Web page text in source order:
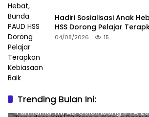
Hadiri Sosialisasi Anak
HSS Dorong Pelajar
Baik
04/08/2026 15
Trending Bulan Ini:
Pangdam XXII/TB Pimpin Sidang
Tamtama TNI AD Gelombang II TA